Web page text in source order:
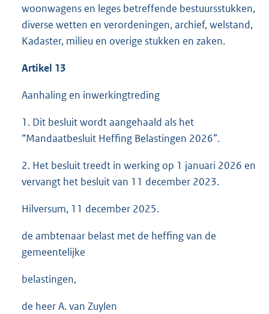
woonwagens en leges betreffende bestuursstukken,
diverse wetten en verordeningen, archief, welstand,
Kadaster, milieu en overige stukken en zaken.
Artikel 13
Aanhaling en inwerkingtreding
1. Dit besluit wordt aangehaald als het
“Mandaatbesluit Heffing Belastingen 2026”.
2. Het besluit treedt in werking op 1 januari 2026 en
vervangt het besluit van 11 december 2023.
Hilversum, 11 december 2025.
de ambtenaar belast met de heffing van de
gemeentelijke
belastingen,
de heer A. van Zuylen